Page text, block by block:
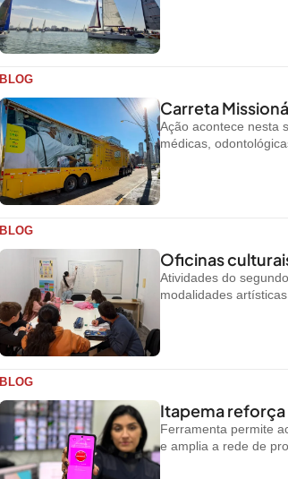
BLOG
Carreta
Ação acontece nesta
médicas,
BLOG
Oficinas
Atividades do
modalidades
BLOG
Itapema
Ferramenta permite
e amplia a rede de